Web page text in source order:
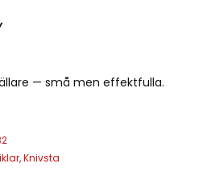
— små men effektfulla.
,Knivsta